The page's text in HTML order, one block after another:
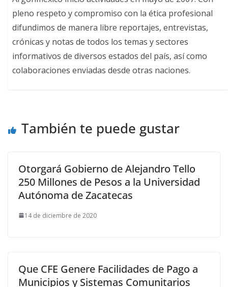
pleno respeto y compromiso con la ética profesional
difundimos de manera libre reportajes, entrevistas,
crónicas y notas de todos los temas y sectores
informativos de diversos estados del país, así como
colaboraciones enviadas desde otras naciones.
También te puede gustar
Otorgará Gobierno de Alejandro Tello
250 Millones de Pesos a la Universidad
Autónoma de Zacatecas
14 de diciembre de 2020
Que CFE Genere Facilidades de Pago a
Municipios y Sistemas Comunitarios